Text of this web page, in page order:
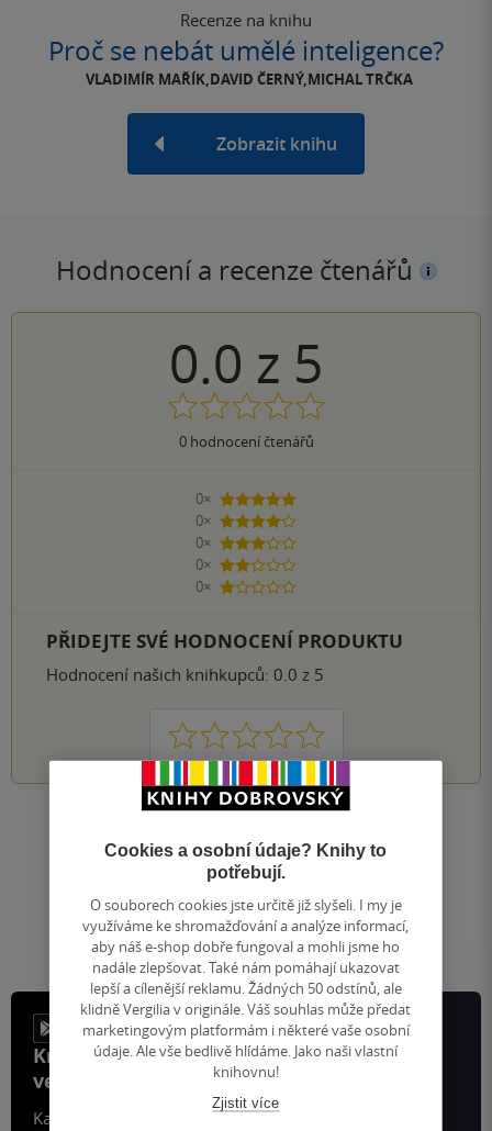
Recenze na knihu
Proč se nebát umělé inteligence?
VLADIMÍR MAŘÍK,DAVID ČERNÝ,MICHAL TRČKA
Zobrazit knihu
Hodnocení a recenze čtenářů
0.0 z 5
0hodnocení čtenářů
0×
5 hvězdiček
0×
4 hvězdičky
0×
3 hvězdičky
0×
2 hvězdičky
0×
1 hvezdička
PŘIDEJTE SVÉ HODNOCENÍ PRODUKTU
Hodnocení našich knihkupců: 0.0 z 5
1 2 3 4 5
Zobrazeno 20 z 20
1
Přejít
na
stránku
/ 1
Knihy, recenze a klubové výhody
ve vaší kapse a naší appce KDčko
Každý měsíc společně přečteme tisíce knih
Cookies a osobní údaje? Knihy to
potřebují.
O souborech cookies jste určitě již slyšeli. I my je
využíváme ke shromažďování a analýze informací,
aby náš e-shop dobře fungoval a mohli jsme ho
nadále zlepšovat. Také nám pomáhají ukazovat
lepší a cílenější reklamu. Žádných 50 odstínů, ale
klidně Vergilia v originále. Váš souhlas může předat
marketingovým platformám i některé vaše osobní
údaje. Ale vše bedlivě hlídáme. Jako naši vlastní
knihovnu!
Zjistit více